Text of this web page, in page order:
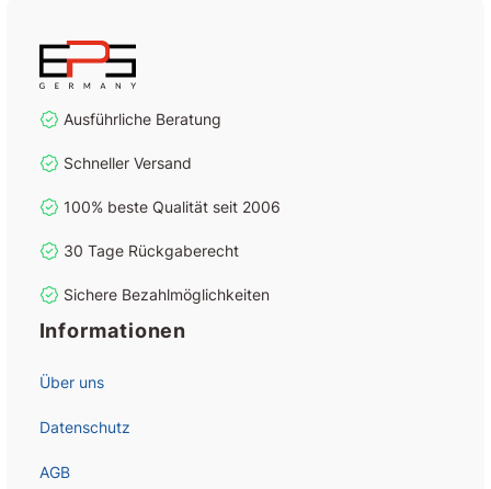
Ausführliche Beratung
Schneller Versand
100% beste Qualität seit 2006
30 Tage Rückgaberecht
Sichere Bezahlmöglichkeiten
Informationen
Über uns
Datenschutz
AGB